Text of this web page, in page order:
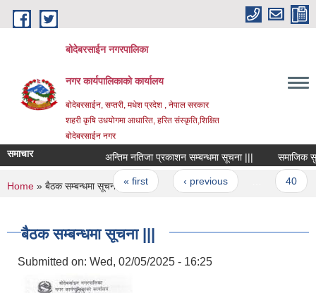
Skip to main content
बोदेबरसाईन नगरपालिका
नगर कार्यपालिकाको कार्यालय
बोदेबरसाईन, सप्तरी, मधेश प्रदेश , नेपाल सरकार
शहरी कृषि उधयोगमा आधारित, हरित संस्कृति,शिक्षित
बोदेबरसाईन नगर
समाचार अन्तिम नतिजा प्रकाशन सम्बन्धमा सूचना ||| समाजिक
Pages
« first ‹ previous
You are here
Home » बैठक सम्बन्धमा सूचना |||
बैठक सम्बन्धमा सूचना |||
Submitted on: Wed, 02/05/2025 - 16:25